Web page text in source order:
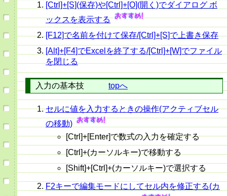
[Ctrl]+[S](保存)や[Ctrl]+[O](開く)でダイアログ ボ
ックスを表示する
[F12]で名前を付けて保存/[Ctrl]+[S]で上書き保存
[Alt]+[F4]でExcelを終了する/[Ctrl]+[W]でファイル
を閉じる
入力の基本技 topへ
セルに値を入力するときの操作(アクティブセル
の移動)
[Ctrl]+[Enter]で数式の入力を確定する
[Ctrl]+(カーソルキー)で移動する
[Shift]+[Ctrl]+(カーソルキー)で選択する
F2キーで編集モードにしてセル内を修正する(カ